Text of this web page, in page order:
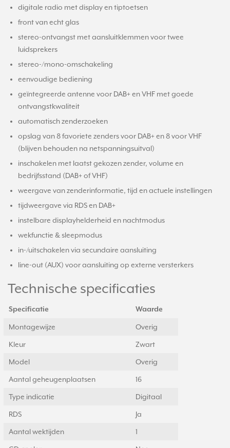
digitale radio met display en tiptoetsen
front van echt glas
stereo-ontvangst met aansluitklemmen voor twee
luidsprekers
stereo-/mono-omschakeling
eenvoudige bediening
geïntegreerde antenne voor DAB+ en VHF met goede
ontvangstkwaliteit
automatisch zenderzoeken
opslag van 8 favoriete zenders voor DAB+ en 8 voor VHF
(blijven behouden na netspanningsuitval)
inschakelen met laatst gekozen zender, volume en
bedrijfsstand (DAB+ of VHF)
weergave van zenderinformatie, tijd en actuele instellingen
tijdweergave via RDS en DAB+
instelbare displayhelderheid en nachtmodus
wekfunctie & sleepmodus
in-/uitschakelen via secundaire aansluiting
line-out (AUX) voor aansluiting op externe versterkers
Technische specificaties
Specificatie Waarde
Montagewijze Overig
Kleur Zwart
Model Overig
Aantal geheugenplaatsen 16
Type indicatie Digitaal
RDS Ja
Aantal wektijden 1